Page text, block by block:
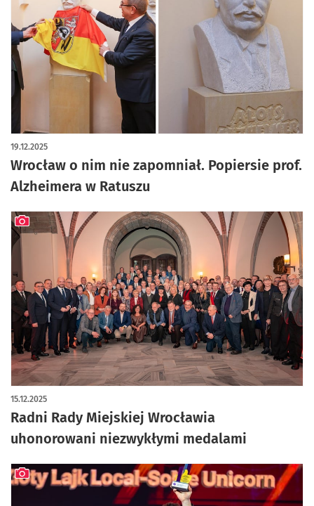
Wrocław o nim nie zapomniał. Popiersie prof.
Alzheimera w Ratuszu
19.12.2025
artykuł z galerią zdjęć
Radni Rady Miejskiej Wrocławia
uhonorowani niezwykłymi medalami
15.12.2025
artykuł z galerią zdjęć